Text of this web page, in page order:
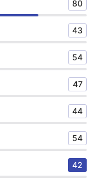
80
43
54
47
44
54
42